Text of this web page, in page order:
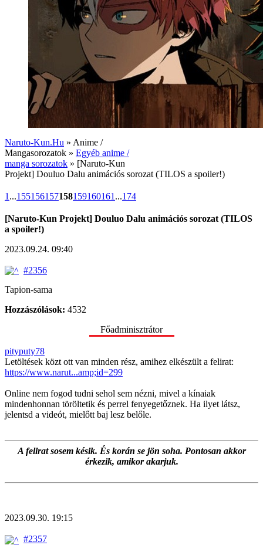
Naruto-Kun.Hu » Anime /
Mangasorozatok » Egyéb anime /
manga sorozatok » [Naruto-Kun
Projekt] Douluo Dalu animációs sorozat (TILOS a spoiler!)
1 ...155156157158159160161 ...174
[Naruto-Kun Projekt] Douluo Dalu animációs sorozat (TILOS
a spoiler!)
2023.09.24. 09:40
#2356
Tapion-sama
Hozzászólások: 4532
Főadminisztrátor
pityputy78
Letöltések közt ott van minden rész, amihez elkészült a felirat:
https://www.narut...amp;id=299
Online nem fogod tudni sehol sem nézni, mivel a kínaiak
mindenhonnan töröltetik és perrel fenyegetőznek. Ha ilyet látsz,
jelentsd a videót, mielőtt baj lesz belőle.
A felirat sosem késik. És korán se jön soha. Pontosan akkor
érkezik, amikor akarjuk.
2023.09.30. 19:15
#2357